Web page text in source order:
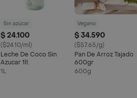
Sin azúcar
$ 24.100
($24.10/ml)
Leche De Coco Sin
Azucar 1lt
1L
Vegano
$ 34.590
($57.65/g)
Pan De Arroz Tajado
600gr
600g